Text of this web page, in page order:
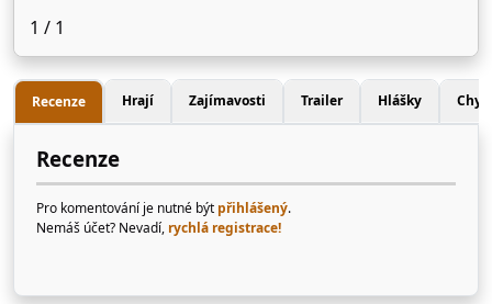
1 / 1
Recenze Hrají Zajímavosti Trailer Hlášky
Recenze
Pro komentování je nutné být přihlášený.
Nemáš účet? Nevadí, rychlá registrace!